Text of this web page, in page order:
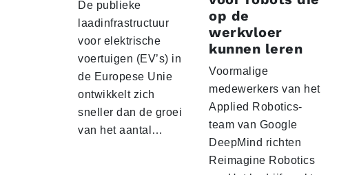
De publieke
laadinfrastructuur
voor elektrische
voertuigen (EV’s) in
de Europese Unie
ontwikkelt zich
sneller dan de groei
van het aantal…
op de
werkvloer
kunnen leren
Voormalige
medewerkers van het
Applied Robotics-
team van Google
DeepMind richten
Reimagine Robotics